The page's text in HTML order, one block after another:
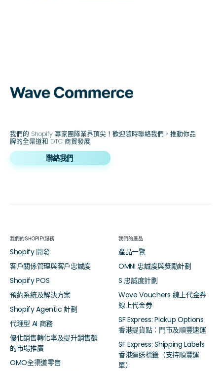
我們的 Shopify 專家團隊業界頂尖！歡迎隨時聯絡我們，推動你品
牌的全渠道和 DTC 商貿發展
聯絡我們
我們的SHOPIFY服務
Shopify 開發
客戶關係管理與客戶忠誠度
Shopify POS
預約系統及解決方案
Shopify Agentic 計劃
代理型 AI 商務
優化銷售轉化率及提升銷售額
的市場推廣
OMO全渠道零售
我們的產品
產品一覽
OMNI 忠誠度與獎勵計劃
S 忠誠度計劃
Wave Vouchers 線上代金券
線上代金券
SF Express: Pickup Options
香港提貨點：門市及順豐速運
SF Express: Shipping Labels
香港運送標籤（支持順豐運
單）